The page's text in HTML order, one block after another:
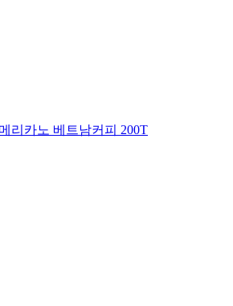
리카노 베트남커피 200T